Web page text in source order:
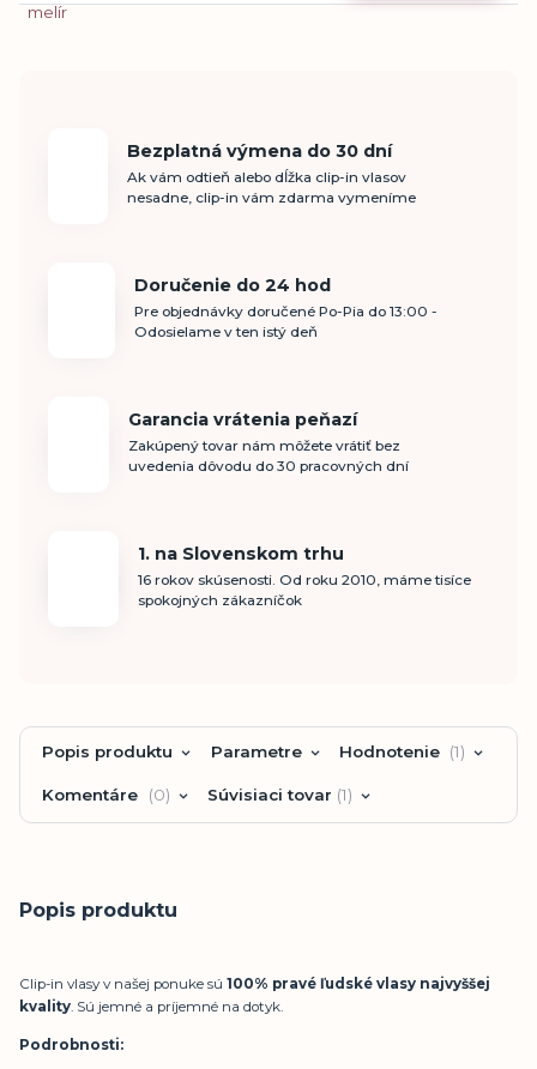
Bezplatná výmena do 30 dní
Ak vám odtieň alebo dĺžka clip-in vlasov
nesadne, clip-in vám zdarma vymeníme
Doručenie do 24 hod
Pre objednávky doručené Po-Pia do 13:00 -
Odosielame v ten istý deň
Garancia vrátenia peňazí
Zakúpený tovar nám môžete vrátiť bez
uvedenia dôvodu do 30 pracovných dní
1. na Slovenskom trhu
16 rokov skúsenosti. Od roku 2010, máme tisíce
spokojných zákazníčok
Popis produktu Parametre Hodnotenie 1
Komentáre 0 Súvisiaci tovar 1
Popis produktu
Clip-in vlasy v našej ponuke sú 100% pravé ľudské vlasy najvyššej
kvality. Sú jemné a príjemné na dotyk.
Podrobnosti: